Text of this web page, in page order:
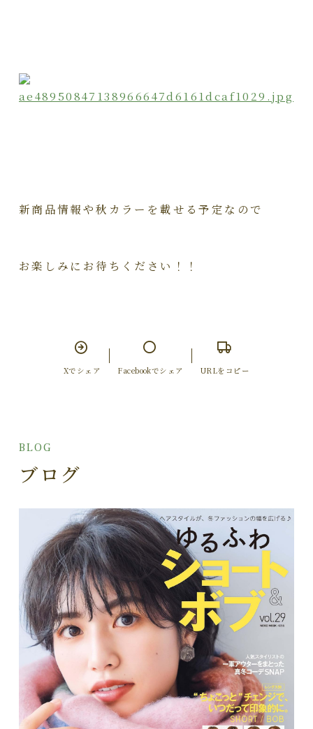
新商品情報や秋カラーを載せる予定なので
お楽しみにお待ちください！！
Xでシェア Facebookでシェア URLをコピー
BLOG
ブログ